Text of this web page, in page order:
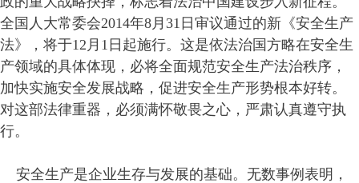
全国人大常委会2014年8月31日审议通过的新《安全生产
法》，将于12月1日起施行。这是依法治国方略在安全生
产领域的具体体现，必将全面规范安全生产法治秩序，
加快实施安全发展战略，促进安全生产形势根本好转。
对这部法律重器，必须满怀敬畏之心，严肃认真遵守执
行。
安全生产是企业生存与发展的基础。无数事例表明，